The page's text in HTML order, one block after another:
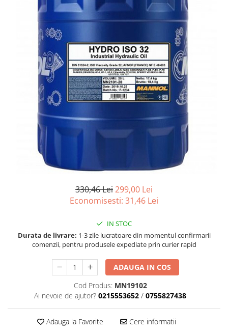
Accesorii spalare si uscare
Intretinere motor
Curatare generala
Restaurare faruri
Spalare si detailing rapid
Decontaminare vopsea
Intretinere vopsea
Dressing exterior
Intretinere moto
Intretinere barci
Recipiente si pulverizatoare
Genti si accesorii
■ Filtre aer
■ Filtre habitaclu
■ Filtre uscator
330,46 Lei299,00 Lei
Economisesti: 31,46 Lei
IN STOC
Durata de livrare: 1-3 zile lucratoare din momentul confirmarii
comenzii, pentru produsele expediate prin curier rapid
ADAUGA IN COS
Cod Produs: MN19102
Ai nevoie de ajutor? 0215553652 / 0755827438
Adauga la Favorite Cere informatii